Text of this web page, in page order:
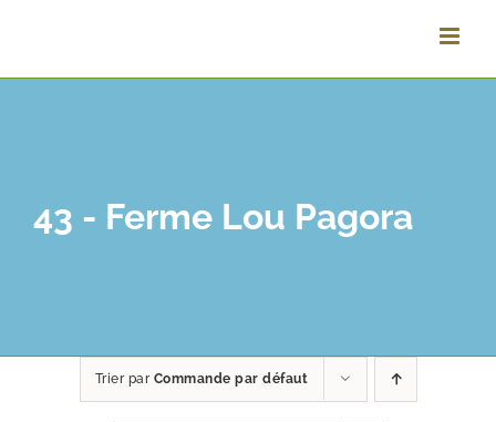
contenuto
43 - Ferme Lou Pagora
Trier par Commande par défaut